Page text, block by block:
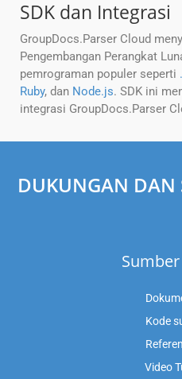
SDK dan Integrasi
GroupDocs.Parser Cloud
Pengembangan Perangkat
pemrograman populer seperti
Ruby, dan Node.js. SDK ini
integrasi GroupDocs.Parser
DUKUNGAN DAN
Kode
Video